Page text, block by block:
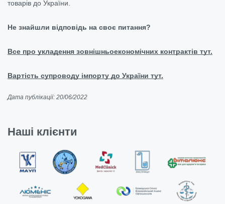
товарів до України.
Не знайшли відповідь на своє питання?
Все про укладення зовнішньоекономічних контрактів тут.
Вартість супроводу імпорту до України тут.
Дата публікації: 20/06/2022
Наші клієнти